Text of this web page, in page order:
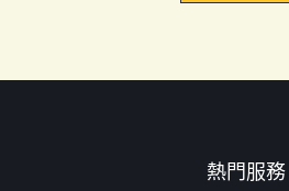
熱門服務